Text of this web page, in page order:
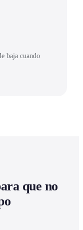
baja cuando
que no